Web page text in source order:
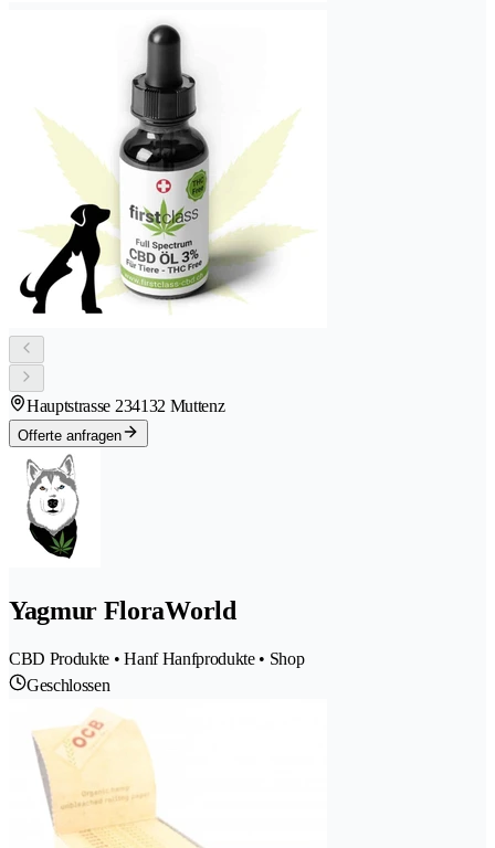
Hauptstrasse 234132 Muttenz
Offerte anfragen
Yagmur FloraWorld
CBD Produkte • Hanf Hanfprodukte • Shop
Geschlossen